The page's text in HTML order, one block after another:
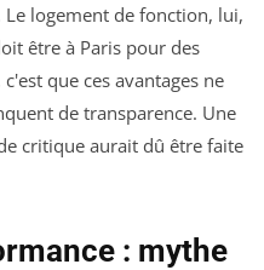
logement de fonction, lui,
être à Paris pour des
que ces avantages ne
de transparence. Une
critique aurait dû être faite
: mythe